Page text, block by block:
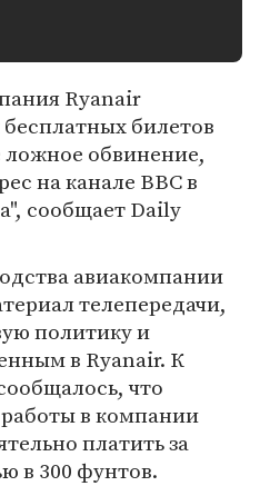
Ryanair
билетов
обвинение,
на канале BBC в
сообщает Daily
авиакомпании
телепередачи,
политику и
в Ryanair. К
что
в компании
платить за
в 300 фунтов.